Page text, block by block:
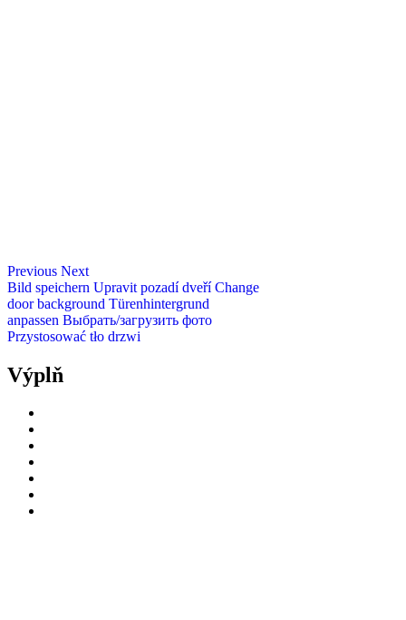
Previous Next
Bild speichern Upravit pozadí dveří Change
door background Türenhintergrund
anpassen Выбрать/загрузить фото
Przystosować tło drzwi
Výplň